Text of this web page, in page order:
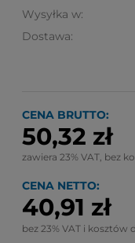
Wysyłka w:
Dostawa:
Cena nie zawiera
CENA BRUTTO:
50,32 zł
zawiera 23% VAT, bez
CENA NETTO:
40,91 zł
bez 23% VAT i kosztów